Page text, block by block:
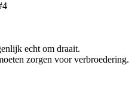
echt om draait.
zorgen voor verbroedering.